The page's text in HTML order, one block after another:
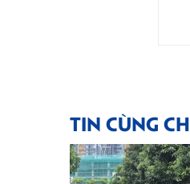
TIN CÙNG